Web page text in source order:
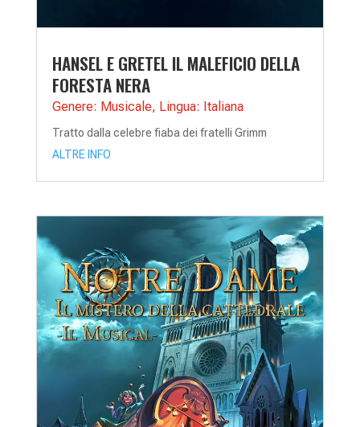
HANSEL E GRETEL IL MALEFICIO DELLA
FORESTA NERA
Genere: Musicale, Lingua: Italiana
Tratto dalla celebre fiaba dei fratelli Grimm
ALTRE INFO